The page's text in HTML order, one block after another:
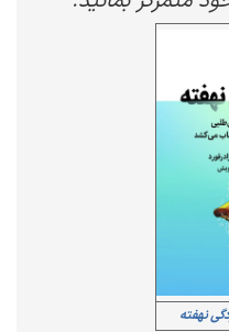
نهفته